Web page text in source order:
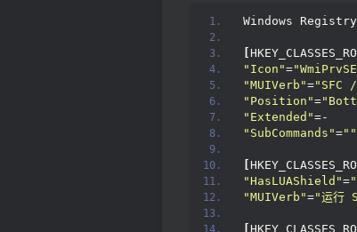
Windows
"Icon"=
"MUIVerb"="SFC /
"Position"=
"Extended"=-
"SubCommands"=""
"HasLUAShield"=
"MUIVerb"="运行